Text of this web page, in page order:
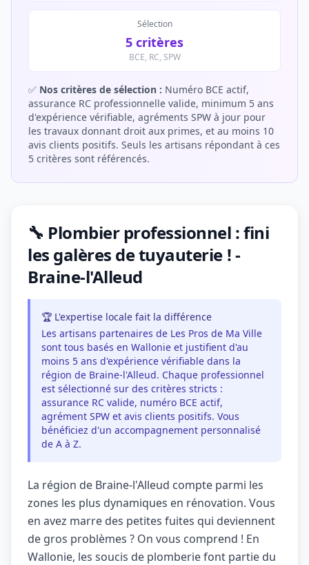
Sélection
5 critères
BCE, RC, SPW
✅ Nos critères de sélection : Numéro BCE actif,
assurance RC professionnelle valide, minimum 5 ans
d'expérience vérifiable, agréments SPW à jour pour
les travaux donnant droit aux primes, et au moins 10
avis clients positifs. Seuls les artisans répondant à ces
5 critères sont référencés.
🔧 Plombier professionnel : fini
les galères de tuyauterie ! -
Braine-l'Alleud
🏆 L'expertise locale fait la différence
Les artisans partenaires de Les Pros de Ma Ville
sont tous basés en Wallonie et justifient d'au
moins 5 ans d'expérience vérifiable dans la
région de Braine-l'Alleud. Chaque professionnel
est sélectionné sur des critères stricts :
assurance RC valide, numéro BCE actif,
agrément SPW et avis clients positifs. Vous
bénéficiez d'un accompagnement personnalisé
de A à Z.
La région de Braine-l'Alleud compte parmi les
zones les plus dynamiques en rénovation. Vous
en avez marre des petites fuites qui deviennent
de gros problèmes ? On vous comprend ! En
Wallonie, les soucis de plomberie font partie du